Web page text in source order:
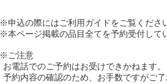
※申込の際にはご利用ガイドをご覧くださ
※本ページ掲載の品目全てを予約受付して
※ご注意
お電話でのご予約はお受けできかねます。
予約内容の確認のため、お手数ですがご